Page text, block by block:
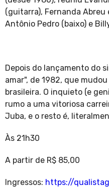
(guitarra), Fernanda Abreu
Antônio Pedro (baixo) e
Depois do lançamento do
amar", de 1982, que
brasileira. O inquieto (e
rumo a uma vitoriosa
Juba, e o resto é,
Às 21h30
A partir de R$ 85,00
Ingressos: https://